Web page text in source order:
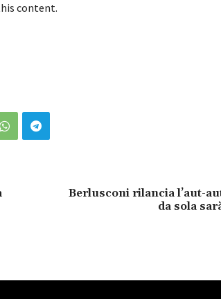
content.
Berlusconi rilancia l’aut-
da sola